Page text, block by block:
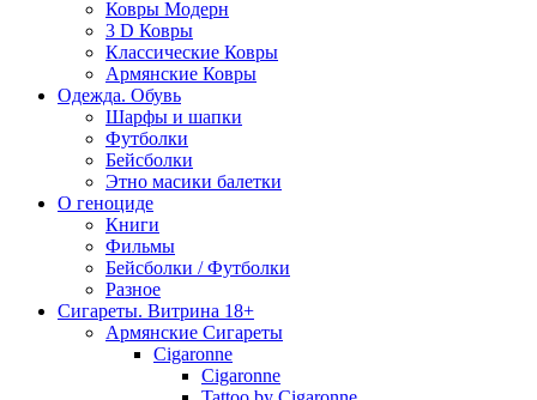
Ковры Модерн
3 D Ковры
Классические Ковры
Армянские Ковры
Одежда. Обувь
Шарфы и шапки
Футболки
Бейсболки
Этно масики балетки
О геноциде
Книги
Фильмы
Бейсболки / Футболки
Разное
Сигареты. Витрина 18+
Армянские Сигареты
Cigaronne
Cigaronne